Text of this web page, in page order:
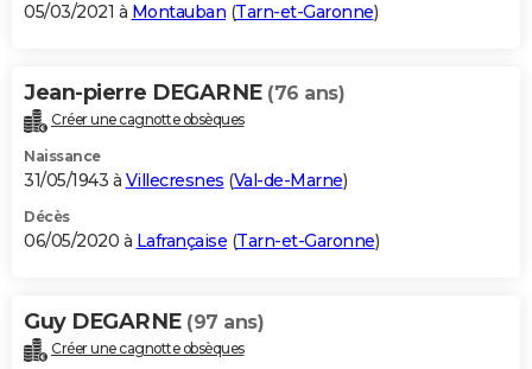
05/03/2021 à Montauban (Tarn-et-Garonne)
Jean-pierre DEGARNE (76 ans)
Créer une cagnotte obsèques
Naissance
31/05/1943 à Villecresnes (Val-de-Marne)
Décès
06/05/2020 à Lafrançaise (Tarn-et-Garonne)
Guy DEGARNE (97 ans)
Créer une cagnotte obsèques